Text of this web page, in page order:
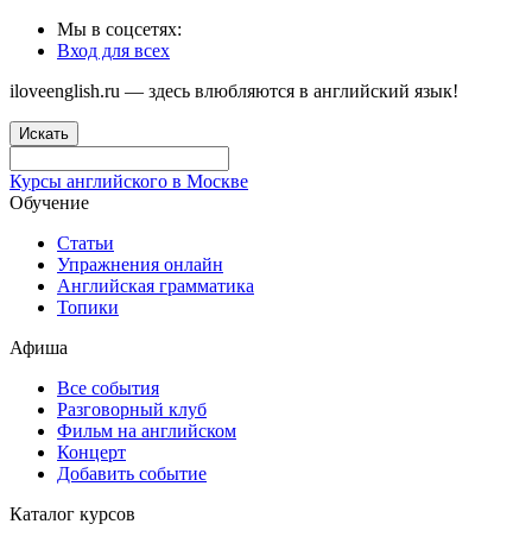
Мы в соцсетях:
Вход для всех
iloveenglish.ru — здесь влюбляются в английский язык!
Искать
Курсы английского в Москве
Обучение
Статьи
Упражнения онлайн
Английская грамматика
Топики
Афиша
Все события
Разговорный клуб
Фильм на английском
Концерт
Добавить событие
Каталог курсов